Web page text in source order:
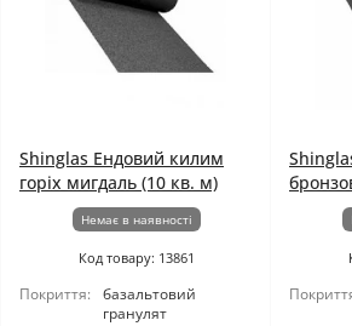
Shinglas Ендовий килим
горіх мигдаль (10 кв. м)
Немає в наявності
Код товару: 13861
Покриття:
базальтовий
гранулят